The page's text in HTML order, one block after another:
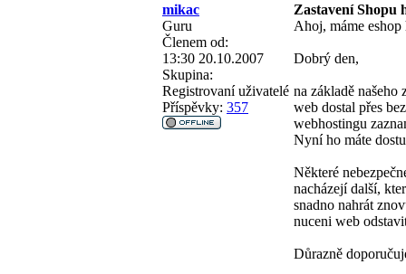
mikac
Zastavení Shopu
Guru
Členem od:
13:30 20.10.2007
Skupina:
Registrovaní uživatelé
Příspěvky: 357
Ahoj, máme
Dobrý den,
na základě našeho
web dostal přes
webhostingu
Nyní ho máte
Některé
nacházejí další,
snadno nahrát
nuceni web
Důrazně